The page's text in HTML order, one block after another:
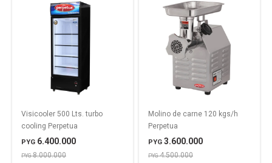
Visicooler 500 Lts. turbo
cooling Perpetua
PYG 6.400.000
PYG8.000.000
Molino de carne 120 kgs/h
Perpetua
PYG 3.600.000
PYG4.500.000